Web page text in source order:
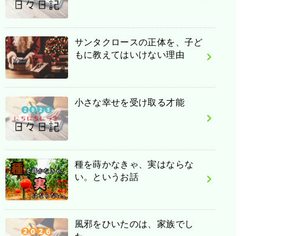
サンタクロースの正体を、子ど
もに教えてはいけない理由
小さな幸せを受け取る才能
種を蒔かなきゃ、実はならな
い。というお話
風邪をひいたのは、家族でし